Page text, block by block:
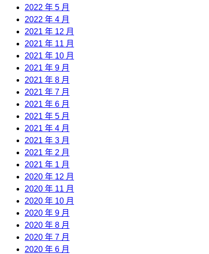
2022 年 5 月
2022 年 4 月
2021 年 12 月
2021 年 11 月
2021 年 10 月
2021 年 9 月
2021 年 8 月
2021 年 7 月
2021 年 6 月
2021 年 5 月
2021 年 4 月
2021 年 3 月
2021 年 2 月
2021 年 1 月
2020 年 12 月
2020 年 11 月
2020 年 10 月
2020 年 9 月
2020 年 8 月
2020 年 7 月
2020 年 6 月